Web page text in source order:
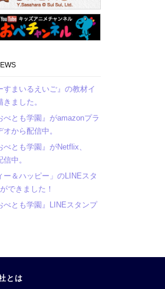
すまいるえいご』の教材イ
ました。
べとも学園』がamazonプラ
から配信中。
べとも学園』がNetflix、
中。
ー＆ハッピー」のLINEスタ
できました！
べとも学園』LINEスタンプ
とは